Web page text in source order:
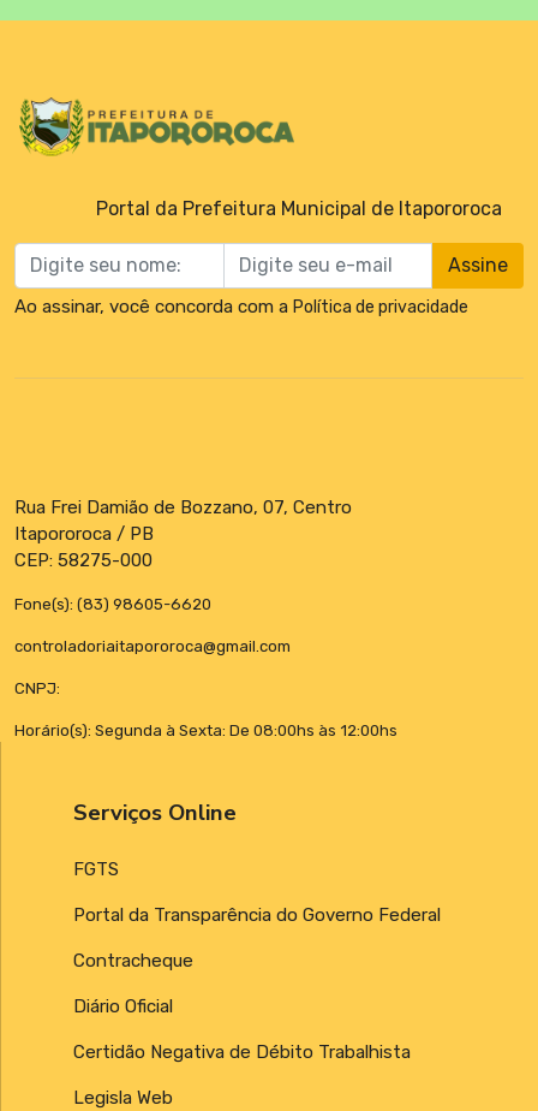
Portal da Prefeitura Municipal de Itapororoca
Assine
Ao assinar, você concorda com a Política de privacidade
Rua Frei Damião de Bozzano, 07, Centro
Itapororoca / PB
CEP: 58275-000
Fone(s): (83) 98605-6620
controladoriaitapororoca@gmail.com
CNPJ:
Horário(s): Segunda à Sexta: De 08:00hs às 12:00hs
Serviços Online
FGTS
Portal da Transparência do Governo Federal
Contracheque
Diário Oficial
Certidão Negativa de Débito Trabalhista
Legisla Web